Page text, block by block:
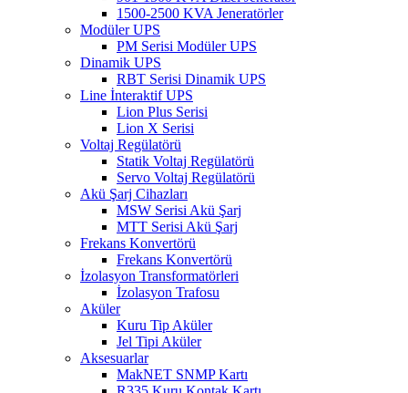
1500-2500 KVA Jeneratörler
Modüler UPS
PM Serisi Modüler UPS
Dinamik UPS
RBT Serisi Dinamik UPS
Line İnteraktif UPS
Lion Plus Serisi
Lion X Serisi
Voltaj Regülatörü
Statik Voltaj Regülatörü
Servo Voltaj Regülatörü
Akü Şarj Cihazları
MSW Serisi Akü Şarj
MTT Serisi Akü Şarj
Frekans Konvertörü
Frekans Konvertörü
İzolasyon Transformatörleri
İzolasyon Trafosu
Aküler
Kuru Tip Aküler
Jel Tipi Aküler
Aksesuarlar
MakNET SNMP Kartı